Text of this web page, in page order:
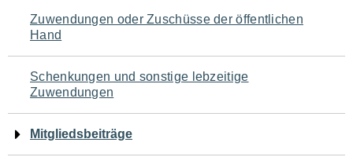
Zuwendungen oder Zuschüsse der öffentlichen
Hand
Schenkungen und sonstige lebzeitige
Zuwendungen
Mitgliedsbeiträge